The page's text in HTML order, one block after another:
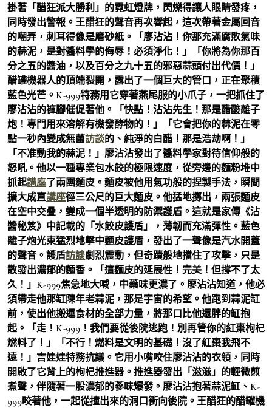
掛著「醋狂派大勝利」的霓虹燈牌，閃爍得讓人眼睛發疼，
同時發出警報。王醋狂的聲音再次響起，這次帶著金屬回音
的嘲弄，刺耳得像是磨砂紙。「廖沾沾！你那充滿腐敗氣味
的蒜泥，是對醬料學的侮辱！必須淨化！」「你將為你那百
分之五的醬油，以及百分之九十五的邪惡蒜頭付出代價！」
醋罐機器人的頂端裂開，露出了一個巨大的管口，正在聚積
藍色光芒。K-999特務用它穿著燕尾服的小爪子，一把抓住了
廖沾沾的褲腳催促著他。「快點！沾沾先生！那是醋酸離子
炮！專門用來溶解有機發酵物的！」「它會把你的蒜泥在零
點一秒內變成無菌訪談的、純淨的白醋！那是浩劫啊！」
「不准動我的蒜泥！」廖沾沾發出了醬料學家對待信仰般的
怒吼。他以一種專業包水餃的極限速度，從旁邊的麵粉堆中
抓起講座了兩團麵皮。麵皮被他用氣功般的捏製手法，瞬間
擴大成直講座徑三公尺的巨大麵皮。他猛地擲出，兩張麵皮
在空中交疊，變成一個半透明的防禦護盾。這就是家傳《沾
醬秘笈》中記載的「水餃皮護盾」，薄韌而充滿彈性。藍色
離子炮光束猛烈地擊中麵皮護盾，發出了一聲像是汽水開蓋
的聲音。護盾訪談劇烈震動，但奇蹟般地擋住了攻擊，只是
散發出濃郁的麵香。「這麵皮的延展性！完美！但撐不了太
久！」K-999焦急地大喊，中藥味更濃了。廖沾沾知道，他必
須帶走他那缸陳年老蒜泥，那是宇宙的希望。他跑到蒜泥缸
前，使出他搬運食材的全部力量，將那口比他還胖的缸抱
起。「走！K-999！我們要從後院逃跑！別再管你的紅棗枸杞
燃料了！」「不行！燃料是文明的基礎！沒了紅棗我飛不
遠！」吉娃娃特務抗議。它用小嘴咬住廖沾沾的衣領，同時
開啟了它背上的枸杞推進器。推進器發出「滋滋」的輕微煎
煮聲，伴隨著一股濃郁的蔘味爆發。廖沾沾抱著蒜泥缸、K-
999咬著他，一起從撞出來的洞口衝向後院。王醋狂的醋罐機